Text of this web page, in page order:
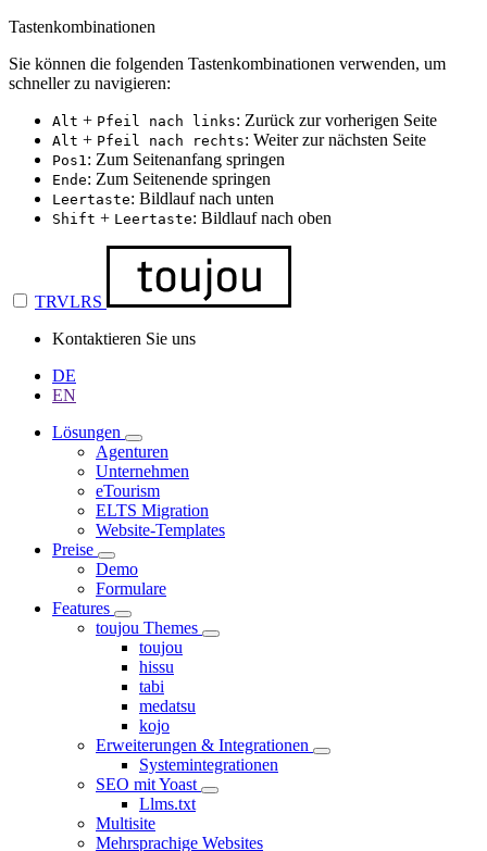
Tastenkombinationen
Sie können die folgenden Tastenkombinationen verwenden, um
schneller zu navigieren:
Alt + Pfeil nach links: Zurück zur vorherigen Seite
Alt + Pfeil nach rechts: Weiter zur nächsten Seite
Pos1: Zum Seitenanfang springen
Ende: Zum Seitenende springen
Leertaste: Bildlauf nach unten
Shift + Leertaste: Bildlauf nach oben
TRVLRS
Kontaktieren Sie uns
DE
EN
Lösungen
Agenturen
Unternehmen
eTourism
ELTS Migration
Website-Templates
Preise
Demo
Formulare
Features
toujou Themes
toujou
hissu
tabi
medatsu
kojo
Erweiterungen & Integrationen
Systemintegrationen
SEO mit Yoast
Llms.txt
Multisite
Mehrsprachige Websites